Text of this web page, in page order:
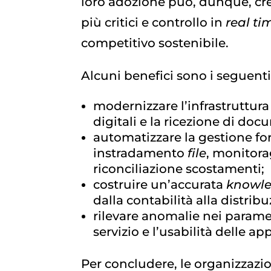
più critici e controllo inreal
competitivo sostenibile.
Alcuni benefici sono i
modernizzare
digitali e la ricezione di
automatizzare la gestione
instradamento file,
riconciliazione scostamenti;
costruire un’accurata
dalla contabilità alla
rilevare anomalie nei
servizio e l’usabilità delle
Per concludere, le